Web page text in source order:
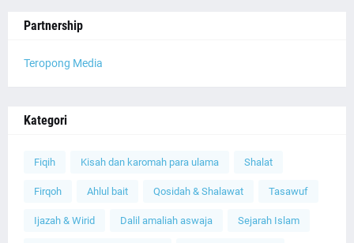
Partnership
Teropong Media
Kategori
Fiqih Kisah dan karomah para ulama Shalat
Firqoh Ahlul bait Qosidah & Shalawat Tasawuf
Ijazah & Wirid Dalil amaliah aswaja Sejarah Islam